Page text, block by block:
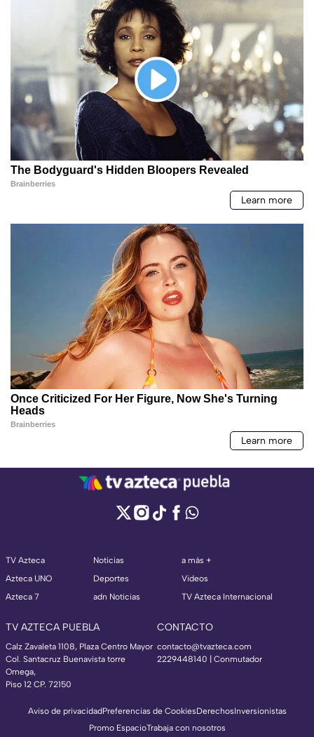
TV Azteca
Azteca UNO
Azteca 7
Noticias
Deportes
adn Noticias
a más +
Videos
TV Azteca Internacional
TV AZTECA PUEBLA
Calz Zavaleta 1108, Plaza Centro Mayor
Col. Santacruz Buenavista torre
Omega,
Piso 12 CP. 72150
CONTACTO
contacto@tvazteca.com
2229448140 | Conmutador
Aviso de privacidadPreferencias de CookiesDerechosInversionistas
Promo EspacioTrabaja con nosotros